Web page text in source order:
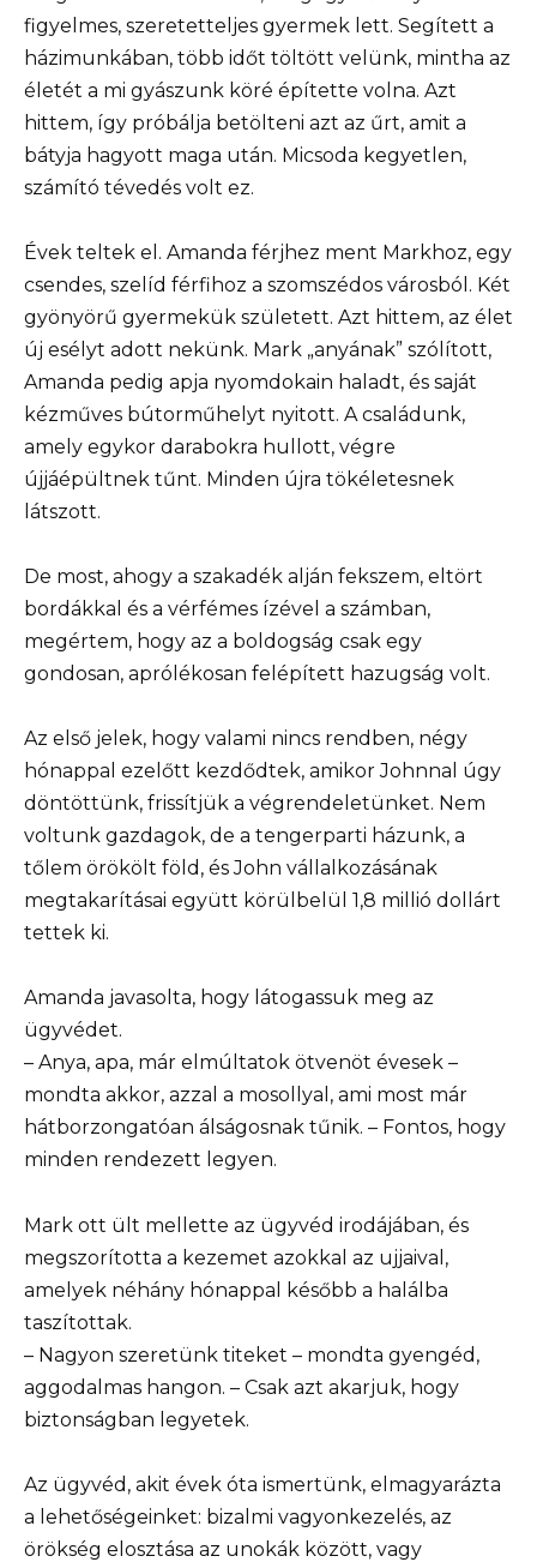
figyelmes, szeretetteljes gyermek lett. Segített a
házimunkában, több időt töltött velünk, mintha az
életét a mi gyászunk köré építette volna. Azt
hittem, így próbálja betölteni azt az űrt, amit a
bátyja hagyott maga után. Micsoda kegyetlen,
számító tévedés volt ez.
Évek teltek el. Amanda férjhez ment Markhoz, egy
csendes, szelíd férfihoz a szomszédos városból. Két
gyönyörű gyermekük született. Azt hittem, az élet
új esélyt adott nekünk. Mark „anyának” szólított,
Amanda pedig apja nyomdokain haladt, és saját
kézműves bútorműhelyt nyitott. A családunk,
amely egykor darabokra hullott, végre
újjáépültnek tűnt. Minden újra tökéletesnek
látszott.
De most, ahogy a szakadék alján fekszem, eltört
bordákkal és a vérfémes ízével a számban,
megértem, hogy az a boldogság csak egy
gondosan, aprólékosan felépített hazugság volt.
Az első jelek, hogy valami nincs rendben, négy
hónappal ezelőtt kezdődtek, amikor Johnnal úgy
döntöttünk, frissítjük a végrendeletünket. Nem
voltunk gazdagok, de a tengerparti házunk, a
tőlem örökölt föld, és John vállalkozásának
megtakarításai együtt körülbelül 1,8 millió dollárt
tettek ki.
Amanda javasolta, hogy látogassuk meg az
ügyvédet.
– Anya, apa, már elmúltatok ötvenöt évesek –
mondta akkor, azzal a mosollyal, ami most már
hátborzongatóan álságosnak tűnik. – Fontos, hogy
minden rendezett legyen.
Mark ott ült mellette az ügyvéd irodájában, és
megszorította a kezemet azokkal az ujjaival,
amelyek néhány hónappal később a halálba
taszítottak.
– Nagyon szeretünk titeket – mondta gyengéd,
aggodalmas hangon. – Csak azt akarjuk, hogy
biztonságban legyetek.
Az ügyvéd, akit évek óta ismertünk, elmagyarázta
a lehetőségeinket: bizalmi vagyonkezelés, az
örökség elosztása az unokák között, vagy